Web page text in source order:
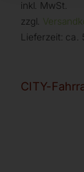
inkl. MwSt.
zzgl.
Lieferzeit: ca.
CITY-